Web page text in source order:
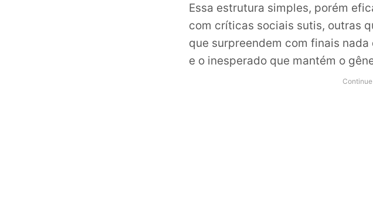
Essa estrutura simples, porém
com críticas sociais sutis, outras
que surpreendem com finais
e o inesperado que mantém o